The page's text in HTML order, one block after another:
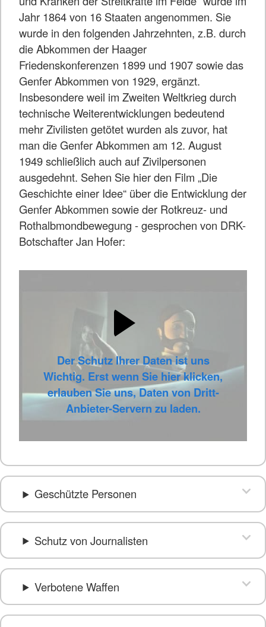
Jahr 1864 von 16 Staaten angenommen. Sie
wurde in den folgenden Jahrzehnten, z.B. durch
die Abkommen der Haager
Friedenskonferenzen 1899 und 1907 sowie das
Genfer Abkommen von 1929, ergänzt.
Insbesondere weil im Zweiten Weltkrieg durch
technische Weiterentwicklungen bedeutend
mehr Zivilisten getötet wurden als zuvor, hat
man die Genfer Abkommen am 12. August
1949 schließlich auch auf Zivilpersonen
ausgedehnt. Sehen Sie hier den Film „Die
Geschichte einer Idee“ über die Entwicklung der
Genfer Abkommen sowie der Rotkreuz- und
Rothalbmondbewegung - gesprochen von DRK-
Botschafter Jan Hofer:
Der Schutz Ihrer Daten ist uns
Wichtig. Erst wenn Sie hier klicken,
erlauben Sie uns, Daten von Dritt-
Anbieter-Servern zu laden.
Geschützte Personen
Schutz von Journalisten
Verbotene Waffen